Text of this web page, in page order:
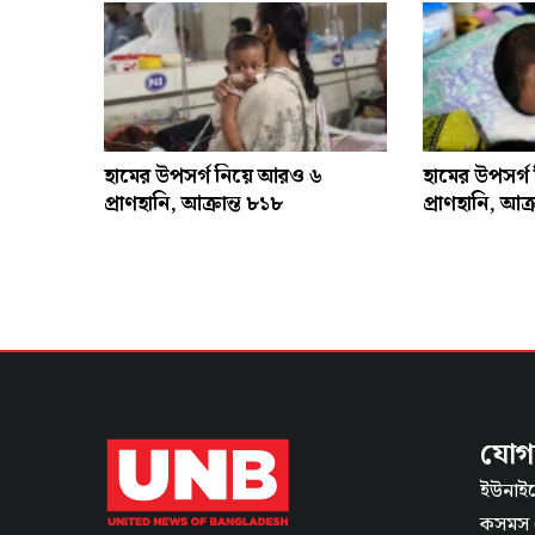
হামের উপসর্গ নিয়ে আরও ৬
প্রাণহানি, আক্রান্ত ৮১৮
হামের
প্রাণহানি,
কসমস